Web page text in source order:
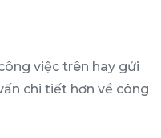
việc trên hay gửi
chi tiết hơn về công